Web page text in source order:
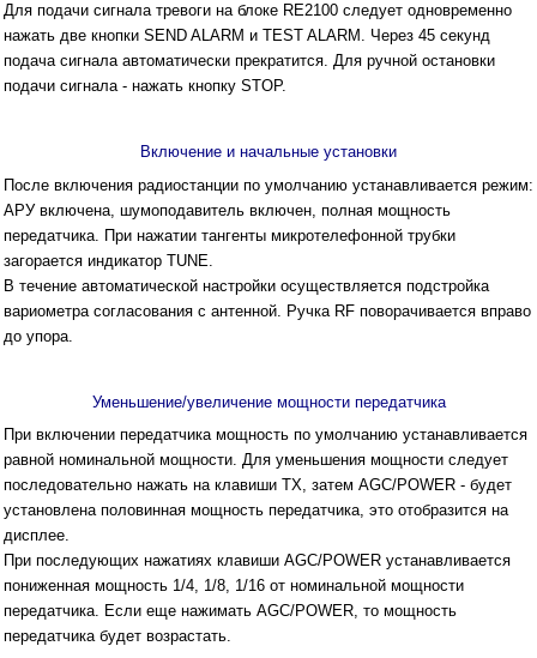
Для подачи сигнала тревоги на блоке RE2100 следует одновременно
нажать две кнопки SEND ALARM и TEST ALARM. Через 45 секунд
подача сигнала автоматически прекратится. Для ручной остановки
подачи сигнала - нажать кнопку STOP.
Включение и начальные установки
После включения радиостанции по умолчанию устанавливается режим:
АРУ включена, шумоподавитель включен, полная мощность
передатчика. При нажатии тангенты микротелефонной трубки
загорается индикатор TUNE.
В течение автоматической настройки осуществляется подстройка
вариометра согласования с антенной. Ручка RF поворачивается вправо
до упора.
Уменьшение/увеличение мощности передатчика
При включении передатчика мощность по умолчанию устанавливается
равной номинальной мощности. Для уменьшения мощности следует
последовательно нажать на клавиши ТХ, затем AGC/POWER - будет
установлена половинная мощность передатчика, это отобразится на
дисплее.
При последующих нажатиях клавиши AGC/POWER устанавливается
пониженная мощность 1/4, 1/8, 1/16 от номинальной мощности
передатчика. Если еще нажимать AGC/POWER, то мощность
передатчика будет возрастать.